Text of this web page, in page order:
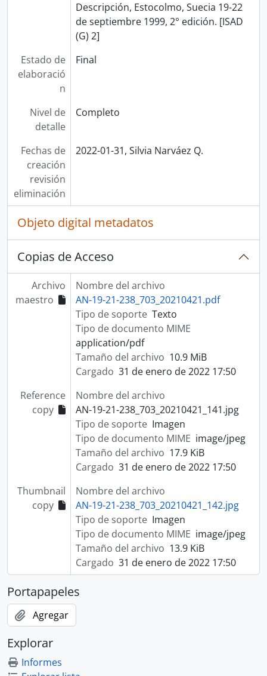
Descripción, Estocolmo, Suecia 19-22
de septiembre 1999, 2° edición. [ISAD
(G) 2]
Estado de
elaboració
n
Final
Nivel de
detalle
Completo
Fechas de
creación
revisión
eliminación
2022-01-31, Silvia Narváez Q.
Objeto digital metadatos
Copias de Acceso
Archivo
maestro
Nombre del archivo
AN-19-21-238_703_20210421.pdf
Tipo de soporte Texto
Tipo de documento MIME
application/pdf
Tamaño del archivo 10.9 MiB
Cargado 31 de enero de 2022 17:50
Reference
copy
Nombre del archivo
AN-19-21-238_703_20210421_141.jpg
Tipo de soporte Imagen
Tipo de documento MIME image/jpeg
Tamaño del archivo 17.9 KiB
Cargado 31 de enero de 2022 17:50
Thumbnail
copy
Nombre del archivo
AN-19-21-238_703_20210421_142.jpg
Tipo de soporte Imagen
Tipo de documento MIME image/jpeg
Tamaño del archivo 13.9 KiB
Cargado 31 de enero de 2022 17:50
Portapapeles
Agregar
Explorar
Informes